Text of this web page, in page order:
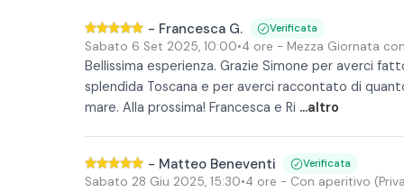
- Francesca G. Verificata
Sabato 6 Set 2025, 10:00•4 ore - Mezza Giornata
Bellissima esperienza. Grazie Simone per averci
splendida Toscana e per averci raccontato di
mare. Alla prossima! Francesca e Ri ...altro
- Matteo Beneventi Verificata
Sabato 28 Giu 2025, 15:30•4 ore - Con aperitivo